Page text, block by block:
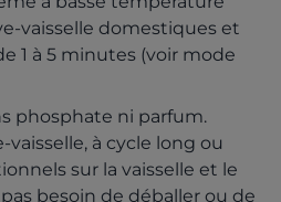
vaisselle domestiques et
1 à 5 minutes (voir mode
phosphate ni parfum.
à cycle long ou
sur la vaisselle et le
besoin de déballer ou de